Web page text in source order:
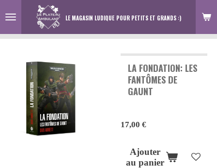
au
contenu
LE MAGASIN LUDIQUE POUR PETITS ET GRANDS :)
LA FONDATION: LES
FANTÔMES DE
GAUNT
17,00 €
Ajouter
au panier